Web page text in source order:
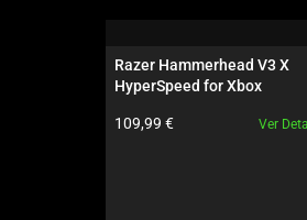
carousel.
Use
and
Razer Hammerhead V3 X
HyperSpeed for Xbox
Precio del producto:
109,99 € Ver